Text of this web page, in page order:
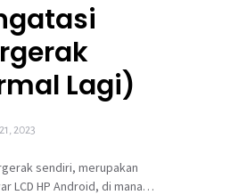
Lagi)
2023
sendiri, merupakan
LCD HP Android, di mana…